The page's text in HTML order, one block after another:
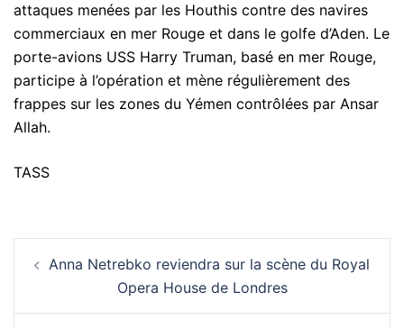
attaques menées par les Houthis contre des navires
commerciaux en mer Rouge et dans le golfe d’Aden. Le
porte-avions USS Harry Truman, basé en mer Rouge,
participe à l’opération et mène régulièrement des
frappes sur les zones du Yémen contrôlées par Ansar
Allah.
TASS
d’article
Anna Netrebko reviendra sur la scène du Royal
Opera House de Londres